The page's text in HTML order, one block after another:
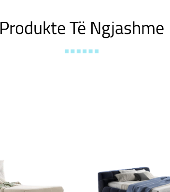
Produkte Të Ngjashme